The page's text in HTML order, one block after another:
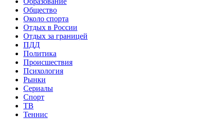
Общество
Около спорта
Отдых в России
Отдых за границей
ПДД
Политика
Происшествия
Психология
Рынки
Сериалы
Спорт
ТВ
Теннис